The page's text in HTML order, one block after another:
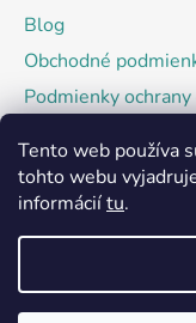
Tento web používa
tohto webu
informáciítu.
Blog
Obchodné
Podmienky
Facebook